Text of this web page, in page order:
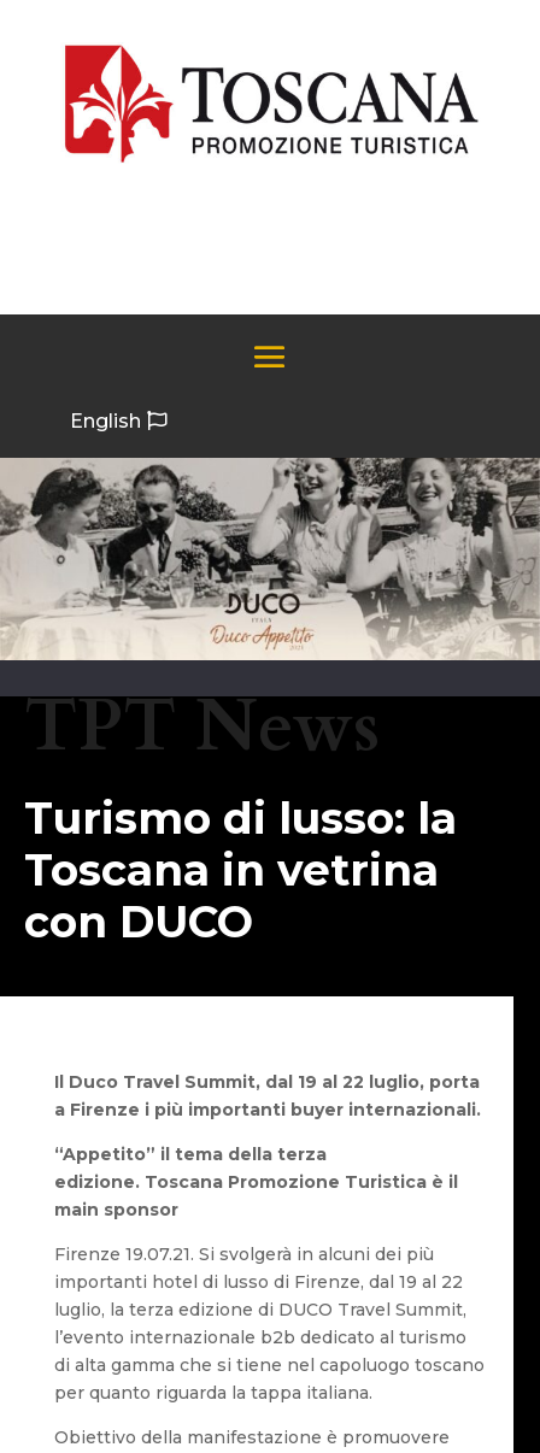
English
TPT News
Turismo di lusso: la
Toscana in vetrina
con DUCO
Il Duco Travel Summit, dal 19 al 22 luglio, porta
a Firenze i più importanti buyer internazionali.
“Appetito” il tema della terza
edizione. Toscana Promozione Turistica è il
main sponsor
Firenze 19.07.21. Si svolgerà in alcuni dei più
importanti hotel di lusso di Firenze, dal 19 al 22
luglio, la terza edizione di DUCO Travel Summit,
l’evento internazionale b2b dedicato al turismo
di alta gamma che si tiene nel capoluogo toscano
per quanto riguarda la tappa italiana.
Obiettivo della manifestazione è promuovere